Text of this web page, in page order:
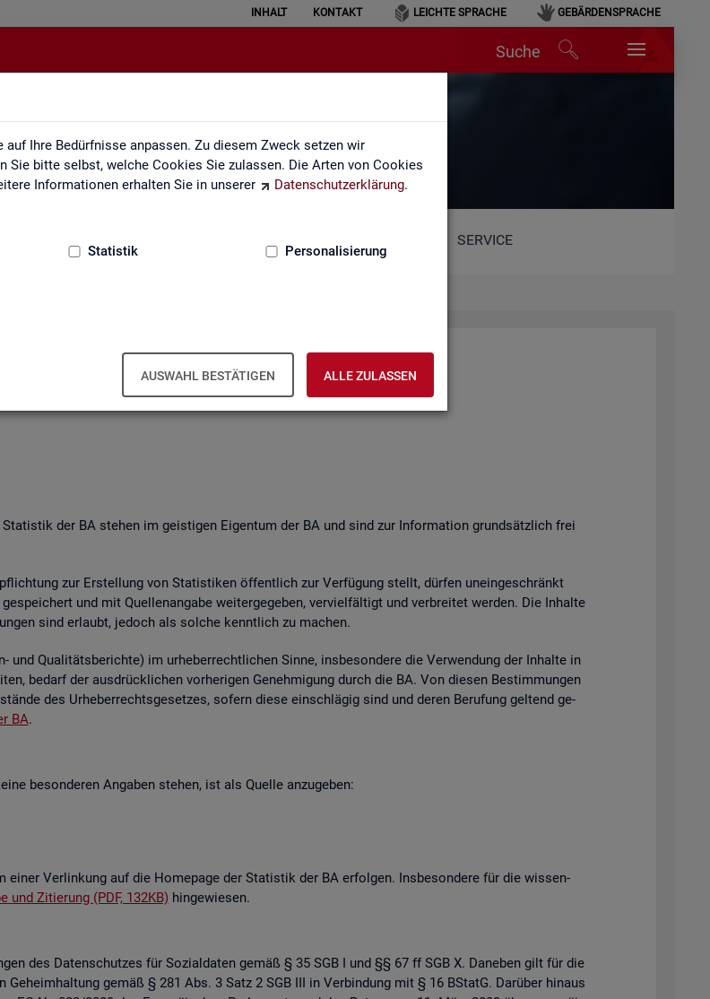
auf Ihre Bedürfnisse anpassen. Zu diesem Zweck setzen wir
Sie bitte selbst, welche Cookies Sie zulassen. Die Arten von Cookies
Informationen erhalten Sie in unserer
Datenschutzerklärung.
Statistik Personalisierung
AUSWAHL BESTÄTIGEN ALLE ZULASSEN
INHALT KONTAKT LEICHTE SPRACHE GEBÄRDENSPRACHE
Suche
Impressum
SERVICE
der Bun­des­agen­tur für Ar­beit (BA)
der BA ste­hen im geis­ti­gen Ei­gen­tum der BA und sind zur In­for­ma­ti­on grund­sätz­lich frei
zur Er­stel­lung von Sta­tis­ti­ken öf­fent­lich zur Ver­fü­gung stellt, dür­fen un­ein­ge­schränkt
und mit Quel­len­an­ga­be wei­ter­ge­ge­ben, ver­viel­fäl­tigt und ver­brei­tet wer­den. Die In­hal­te
sind er­laubt, je­doch als sol­che kennt­lich zu ma­chen.
und Qua­li­täts­be­rich­te) im ur­he­ber­recht­li­chen Sinne, ins­be­son­de­re die Ver­wen­dung der In­hal­te in
be­darf der aus­drück­li­chen vor­he­ri­gen Ge­neh­mi­gung durch die BA. Von die­sen Be­stim­mun­gen
des Ur­he­ber­rechts­ge­set­zes, so­fern diese ein­schlä­gig sind und deren Be­ru­fung gel­tend ge­
BA.
be­son­de­ren An­ga­ben ste­hen, ist als Quel­le an­zu­ge­ben:
Ver­lin­kung auf die Home­page der Sta­tis­tik der BA er­fol­gen. Ins­be­son­de­re für die wis­sen­
und Zi­tie­rung (PDF, 132KB) hin­ge­wie­sen.
des Da­ten­schut­zes für So­zi­al­da­ten gemäß § 35 SGB I und §§ 67 ff SGB X. Da­ne­ben gilt für die
gemäß § 281 Abs. 3 Satz 2 SGB III in Ver­bin­dung mit § 16 BStatG. Dar­über hin­aus